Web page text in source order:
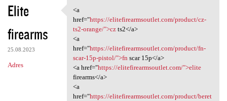
Elite
firearms
25.08.2023
Adres
<a href="https:/
<a
href="https://elitefirearmsoutlet.com/product/cz-
ts2-orange/">czts2</a>
<a
href="https://elitefirearmsoutlet.com/product/fn-
scar-15p-pistol/">fn scar 15p</a>
<a href="https://elitefirearmsoutlet.com/">elite
firearms</a>
<a
href="https://elitefirearmsoutlet.com/product/beret